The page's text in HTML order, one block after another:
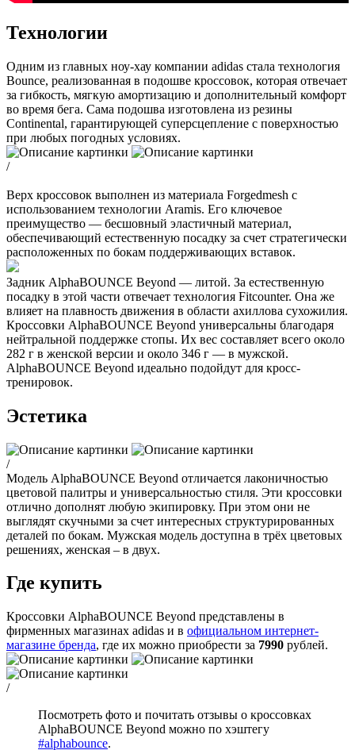
Технологии
Одним из главных ноу-хау компании adidas стала технология
Bounce, реализованная в подошве кроссовок, которая отвечает
за гибкость, мягкую амортизацию и дополнительный комфорт
во время бега. Сама подошва изготовлена из резины
Continental, гарантирующей суперсцепление с поверхностью
при любых погодных условиях.
/
Верх кроссовок выполнен из материала Forgedmesh с
использованием технологии Aramis. Его ключевое
преимущество — бесшовный эластичный материал,
обеспечивающий естественную посадку за счет стратегически
расположенных по бокам поддерживающих вставок.
Задник AlphaBOUNCE Beyond — литой. За естественную
посадку в этой части отвечает технология Fitcounter. Она же
влияет на плавность движения в области ахиллова сухожилия.
Кроссовки AlphaBOUNCE Beyond универсальны благодаря
нейтральной поддержке стопы. Их вес составляет всего около
282 г в женской версии и около 346 г — в мужской.
AlphaBOUNCE Beyond идеально подойдут для кросс-
тренировок.
Эстетика
/
Модель AlphaBOUNCE Beyond отличается лаконичностью
цветовой палитры и универсальностью стиля. Эти кроссовки
отлично дополнят любую экипировку. При этом они не
выглядят скучными за счет интересных структурированных
деталей по бокам. Мужская модель доступна в трёх цветовых
решениях, женская – в двух.
Где купить
Кроссовки AlphaBOUNCE Beyond представлены в
фирменных магазинах adidas и в официальном интернет-
магазине бренда, где их можно приобрести за 7990 рублей.
/
Посмотреть фото и почитать отзывы о кроссовках
AlphaBOUNCE Beyond можно по хэштегу
#alphabounce.